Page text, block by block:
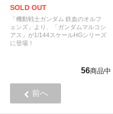
SOLD OUT
「機動戦士ガンダム 鉄血のオルフ
ェンズ」より、「ガンダムマルコシ
アス」が1/144スケールHGシリーズ
に登場！
56商品中
前へ